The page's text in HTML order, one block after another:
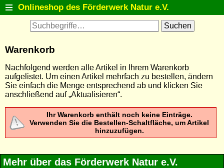
Onlineshop des Förderwerk Natur e.V.
Startseite
Natur entdecken
Tiermodelle
Fanartikel
Themenlisten
Warenkorb
Warenkorb
Nachfolgend werden alle Artikel in Ihrem Warenkorb
aufgelistet. Um einen Artikel mehrfach zu bestellen, ändern
Sie einfach die Menge entsprechend ab und klicken Sie
anschließend auf „Aktualisieren“.
Ihr Warenkorb enthält noch keine Einträge.
Verwenden Sie die Bestellen-Schaltfläche, um Artikel
hinzuzufügen.
Mehr über das Förderwerk Natur e.V.